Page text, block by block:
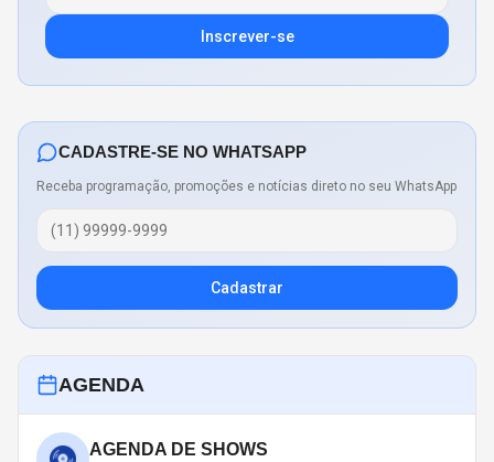
Inscrever-se
CADASTRE-SE NO WHATSAPP
Receba programação, promoções e notícias direto no seu WhatsApp
Cadastrar
AGENDA
AGENDA DE SHOWS